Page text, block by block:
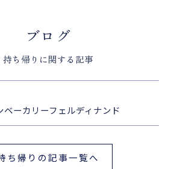
ブログ
持ち帰りに関する記事
ベーカリーフェルディナンド
ち帰りの記事一覧へ